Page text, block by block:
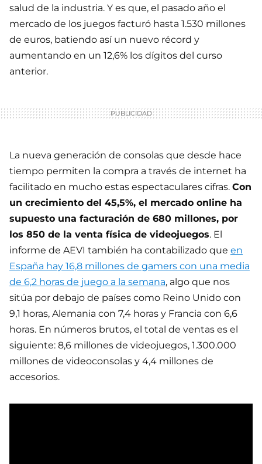
salud de la industria. Y es que, el pasado año el
mercado de los juegos facturó hasta 1.530 millones
de euros, batiendo así un nuevo récord y
aumentando en un 12,6% los dígitos del curso
anterior.
La nueva generación de consolas que desde hace
tiempo permiten la compra a través de internet ha
facilitado en mucho estas espectaculares cifras. Con
un crecimiento del 45,5%, el mercado online ha
supuesto una facturación de 680 millones, por
los 850 de la venta física de videojuegos. El
informe de AEVI también ha contabilizado que en
España hay 16,8 millones de gamers con una media
de 6,2 horas de juego a la semana, algo que nos
sitúa por debajo de países como Reino Unido con
9,1 horas, Alemania con 7,4 horas y Francia con 6,6
horas. En números brutos, el total de ventas es el
siguiente: 8,6 millones de videojuegos, 1.300.000
millones de videoconsolas y 4,4 millones de
accesorios.